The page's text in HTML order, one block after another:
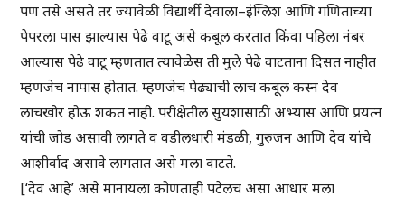
पण तसे असते तर ज्यावेळी विद्यार्थी देवाला–इंग्लिश आणि गणिताच्या
पेपरला पास झाल्यास पेढे वाटू असे कबूल करतात किंवा पहिला नंबर
आल्यास पेढे वाटू म्हणतात त्यावेळेस ती मुले पेढे वाटताना दिसत नाहीत
म्हणजेच नापास होतात. म्हणजेच पेढ्याची लाच कबूल कस्न देव
लाचखोर होऊ शकत नाही. परीक्षेतील सुयशासाठी अभ्यास आणि प्रयत्न
यांची जोड असावी लागते व वडीलधारी मंडळी, गुरुजन आणि देव यांचे
आशीर्वाद असावे लागतात असे मला वाटते.
[‘देव आहे’ असे मानायला कोणताही पटेलच असा आधार मला